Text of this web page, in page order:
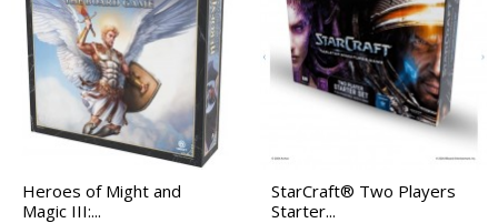
Heroes of Might and
Magic III:...
StarCraft® Two Players
Starter...